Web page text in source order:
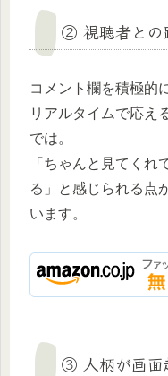
② 視聴者との
コメント欄を積極的
リアルタイムで応え
では。
「ちゃんと見てくれ
る」と感じられる点
います。
③ 人柄が画面